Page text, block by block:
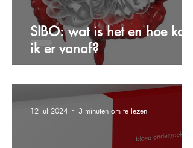
SIBO: wat is het en hoe kom
ik er vanaf?
12 jul 2024 3 minuten om te lezen